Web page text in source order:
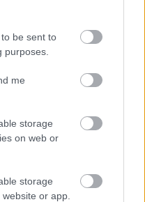
be sent to
purposes.
me
storage
on web or
storage
or app.